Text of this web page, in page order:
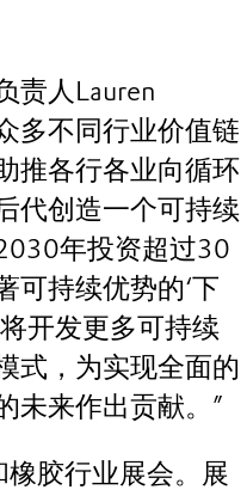
责人Lauren
多不同行业价值链
推各行各业向循环
代创造一个可持续
年投资超过30
可持续优势的‘下
开发更多可持续
式，为实现全面的
未来作出贡献。”
胶行业展会。展